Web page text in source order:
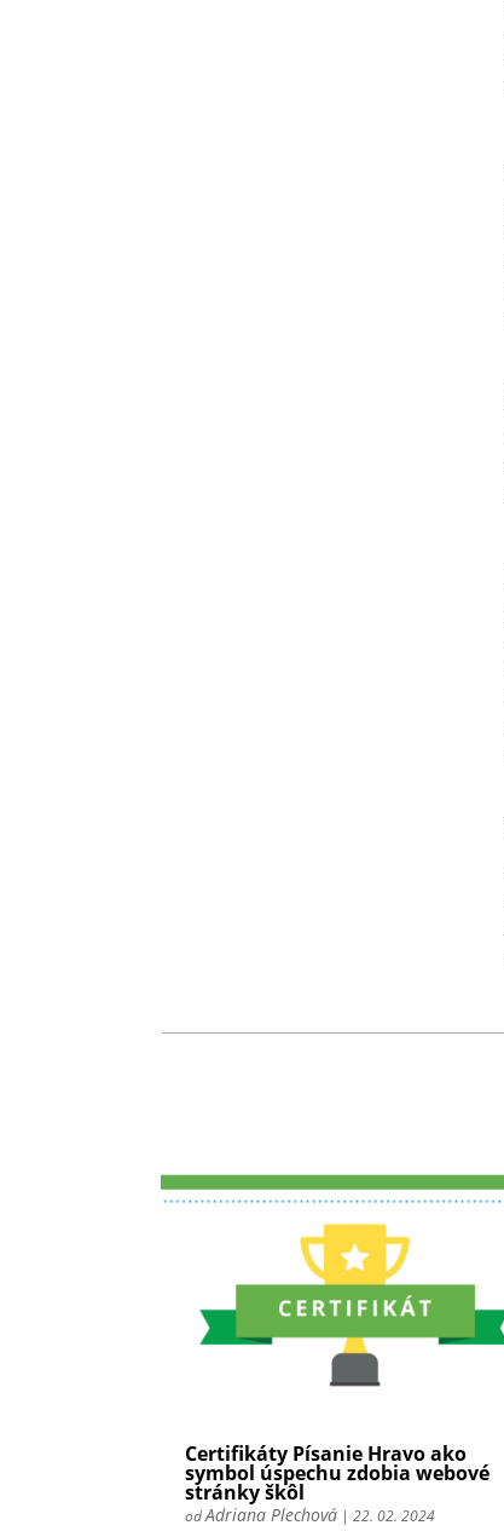
Certifikáty Písanie Hravo ako
symbol úspechu zdobia webové
stránky škôl
odAdriana Plechová |22. 02. 2024